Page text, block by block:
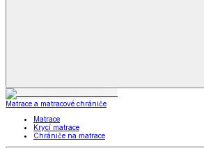
Matrace a matracové chrániče
Matrace
Krycí matrace
Chrániče na matrace